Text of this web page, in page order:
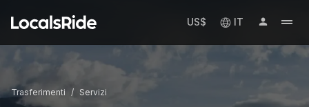
US$ IT
Trasferimenti / Servizi